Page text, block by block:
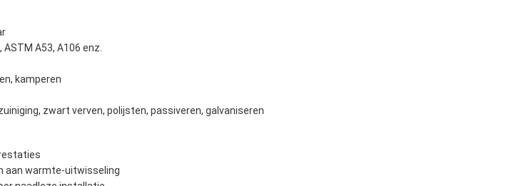
A53, A106 enz.
kamperen
zwart verven, polijsten, passiveren, galvaniseren
aan warmte-uitwisseling